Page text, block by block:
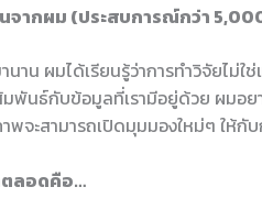
จากผม (ประสบการณ์กว่า
านาน ผมได้เรียนรู้ว่าการทำวิจัยไม่
สัมพันธ์กับข้อมูลที่เรามีอยู่ด้วย ผมอ
จะสามารถเปิดมุมมองใหม่ๆ ให้กั
ตลอดคือ…